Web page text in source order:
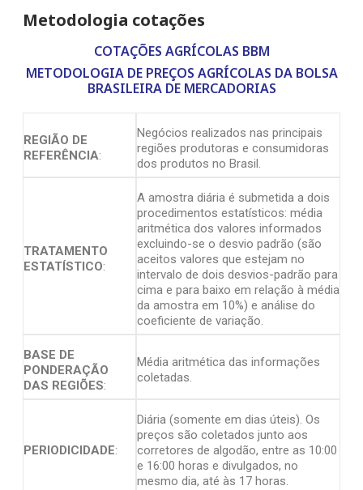
Metodologia cotações
COTAÇÕES AGRÍCOLAS BBM
METODOLOGIA DE PREÇOS AGRÍCOLAS DA BOLSA
BRASILEIRA DE MERCADORIAS
REGIÃO DE
REFERÊNCIA:
Negócios realizados nas principais
regiões produtoras e consumidoras
dos produtos no Brasil.
TRATAMENTO
ESTATÍSTICO:
A amostra diária é submetida a dois
procedimentos estatísticos: média
aritmética dos valores informados
excluindo-se o desvio padrão (são
aceitos valores que estejam no
intervalo de dois desvios-padrão para
cima e para baixo em relação à média
da amostra em 10%) e análise do
coeficiente de variação.
BASE DE
PONDERAÇÃO
DAS REGIÕES:
Média aritmética das informações
coletadas.
PERIODICIDADE:
Diária (somente em dias úteis). Os
preços são coletados junto aos
corretores de algodão, entre as 10:00
e 16:00 horas e divulgados, no
mesmo dia, até às 17 horas.